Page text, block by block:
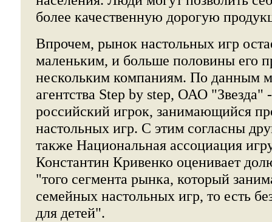
более качественную дорогую
Впрочем, рынок настольных игр
маленьким, и больше половины его
нескольким компаниям. По данным
агентства Step by step, ОАО
российский игрок, занимающийся
настольных игр. С этим согласны
также Национальная ассоциация
Константин Кривенко оценивает
"того сегмента рынка, который
семейных настольных игр, то есть
для детей".